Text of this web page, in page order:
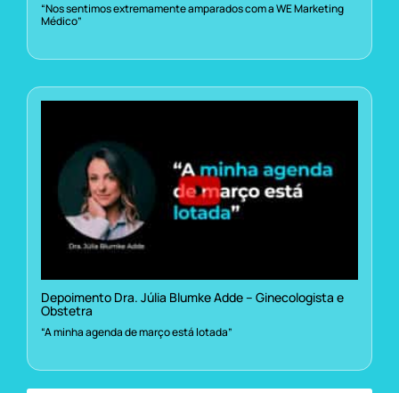
“Nos sentimos extremamente amparados com a WE Marketing
Médico”
Depoimento Dra. Júlia Blumke Adde – Ginecologista e
Obstetra
“A minha agenda de março está lotada”